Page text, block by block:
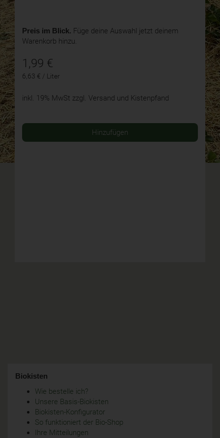
Preis im Blick. Füge deine Auswahl jetzt deinem
Warenkorb hinzu.
1,99 €
6,63 € / Liter
inkl. 19% MwSt zzgl. Versand und Kistenpfand
Hinzufügen
Biokisten
Wie bestelle ich?
Unsere Basis-Biokisten
Biokisten-Konfigurator
So funktioniert der Bio-Shop
Ihre Mitteilungen